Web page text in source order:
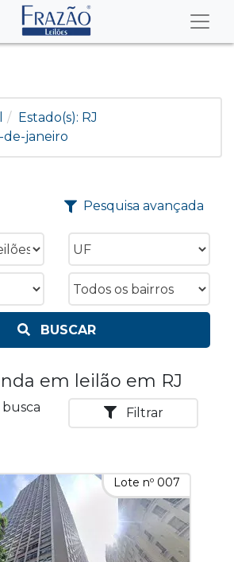
Estado(s): RJ
de-janeiro
Pesquisa avançada
BUSCAR
em leilão em RJ
Filtrar
Lote nº 007